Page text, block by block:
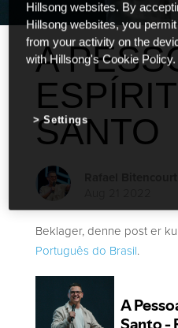
A
SANTO
Beklager, denne post er
Português do Brasil.
Hillsong websites. By
Hillsong websites, you
from your activity on the
with Hillsong's Cookie Policy.
Settings